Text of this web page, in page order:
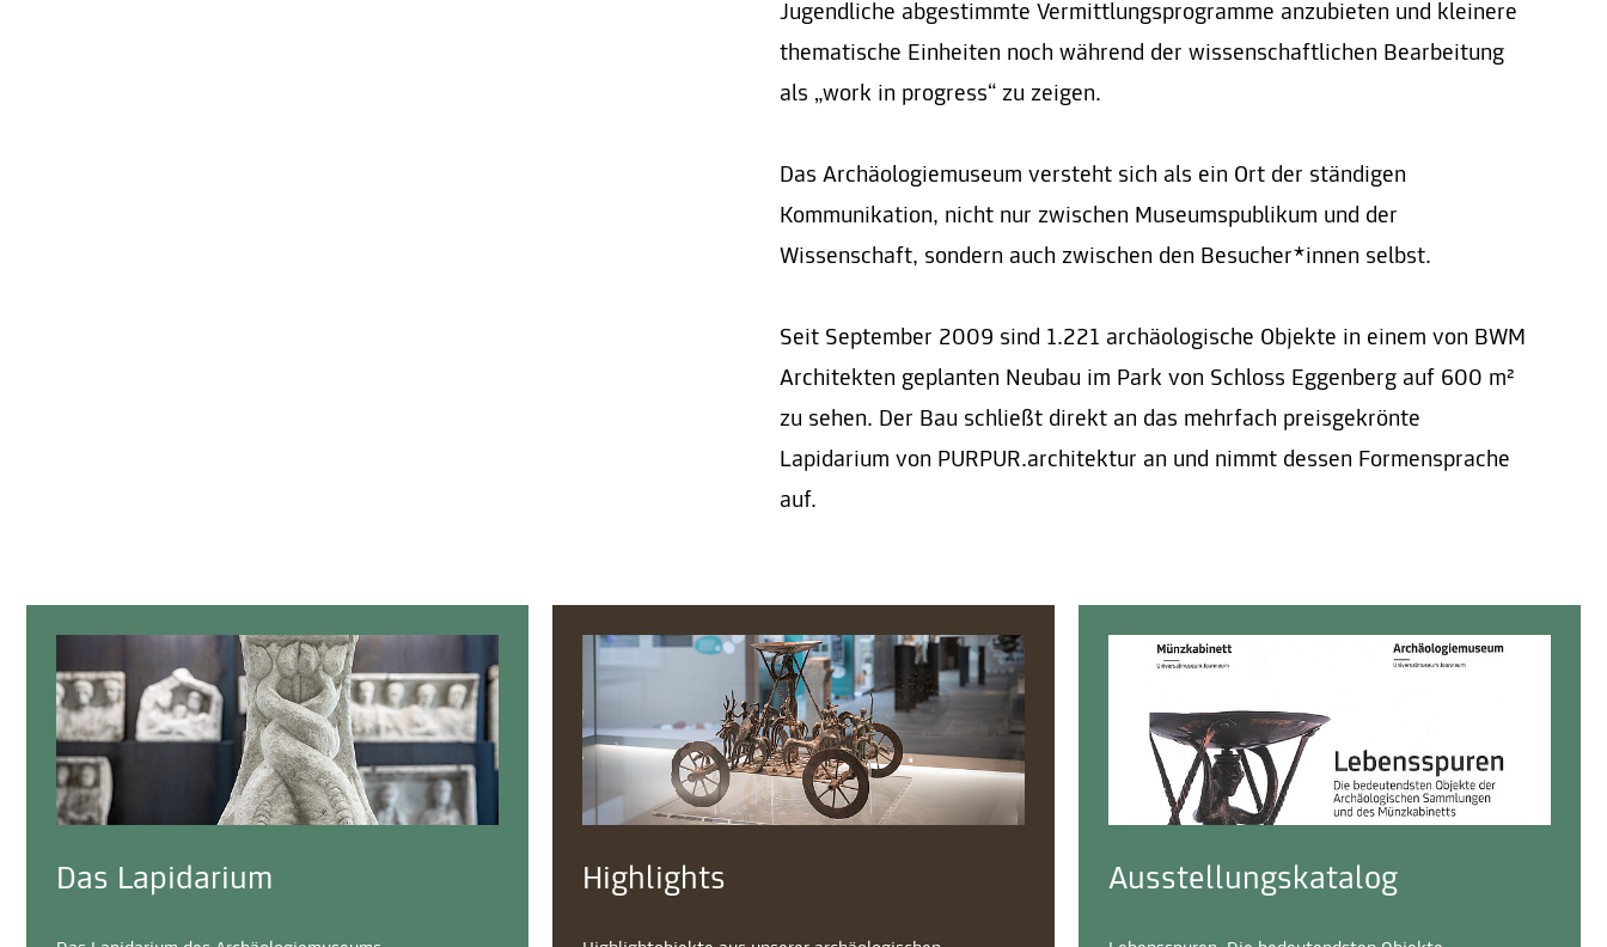
Jugendliche abgestimmte Vermittlungsprogramme anzubieten und kleinere
thematische Einheiten noch während der wissenschaftlichen Bearbeitung
als „work in progress“ zu zeigen.
Das Archäologiemuseum versteht sich als ein Ort der ständigen
Kommunikation, nicht nur zwischen Museumspublikum und der
Wissenschaft, sondern auch zwischen den Besucher*innen selbst.
Seit September 2009 sind 1.221 archäologische Objekte in einem von BWM
Architekten geplanten Neubau im Park von Schloss Eggenberg auf 600 m²
zu sehen. Der Bau schließt direkt an das mehrfach preisgekrönte
Lapidarium von PURPUR.architektur an und nimmt dessen Formensprache
auf.
Das Lapidarium Highlights Ausstellungskatalog